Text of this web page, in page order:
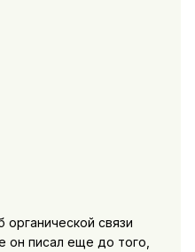
связи
он писал еще до того,